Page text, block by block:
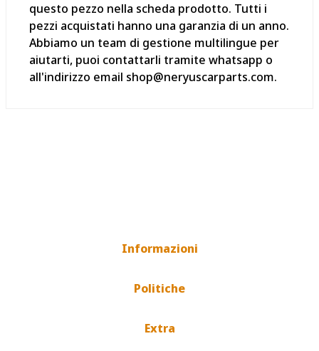
questo pezzo nella scheda prodotto. Tutti i
pezzi acquistati hanno una garanzia di un anno.
Abbiamo un team di gestione multilingue per
aiutarti, puoi contattarli tramite whatsapp o
all'indirizzo email shop@neryuscarparts.com.
Informazioni
Politiche
Extra